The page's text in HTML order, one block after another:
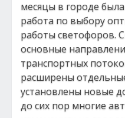
месяцы в городе
работа по выбору
работы светофоров.
основные
транспортных
расширены
установлены новые
до сих пор многие